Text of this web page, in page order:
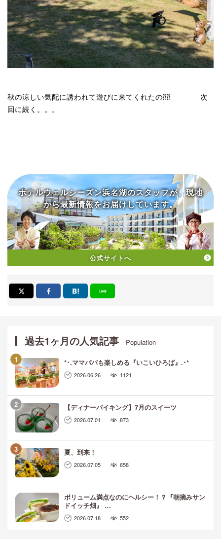
秋の涼しい気配に誘われて遊びに来てくれたの⁇⁇ 次
回に続く。。。
ホテルウェルシーズン浜名湖のスタッフが、現地
から最新情報をお届けしています。
公式サイトへ
過去1ヶ月の人気記事- Population
*･.ママパパも楽しめる『いこいひろば』.･*
2026.06.26 1121
【ディナーバイキング】7月のスイーツ
2026.07.01 873
夏、到来！
2026.07.05 658
ボリューム満点なのにヘルシー！？『朝摘みサン
ドイッチ畑』 …
2026.07.18 552